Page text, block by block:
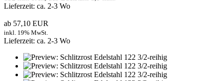
Lieferzeit: ca. 2-3 Wo
ab 57,10 EUR
inkl. 19% MwSt.
Lieferzeit: ca. 2-3 Wo